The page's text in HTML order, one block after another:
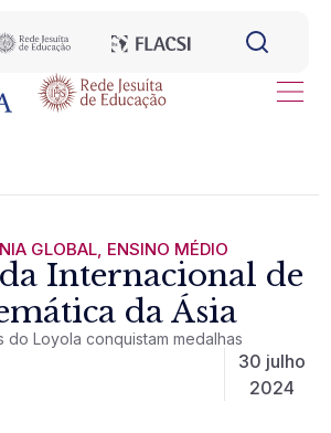
GLOBAL, ENSINO MÉDIO
Internacional de
da Ásia
do Loyola conquistam medalhas
30 julho
2024